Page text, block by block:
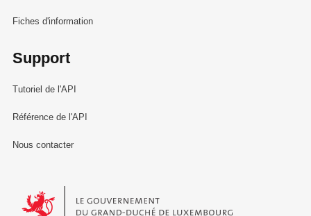
Fiches d'information
Support
Tutoriel de l'API
Référence de l'API
Nous contacter
Le Gouvernement du Grand-Duché de Luxembourg - Service